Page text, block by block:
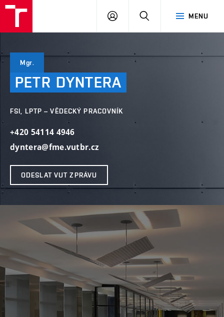
MENU
PŘIHLÁSIT
Mgr.
PETR DYNTERA
FSI, LPTP – VĚDECKÝ PRACOVNÍK
+420 54114 4946
dyntera@fme.vutbr.cz
ODESLAT VUT ZPRÁVU